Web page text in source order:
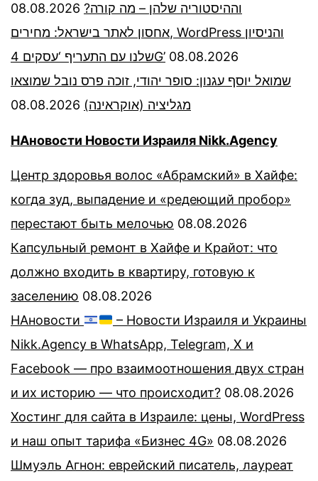
וההיסטוריה שלהן – מה קורה? 08.08.2026
אחסון לאתר בישראל: מחירים, WordPress והניסיון
שלנו עם התעריף ‘עסקים 4G’ 08.08.2026
שמואל יוסף עגנון: סופר יהודי, זוכה פרס נובל שמוצאו
מגליציה (אוקראינה) 08.08.2026
НАновости Новости Израиля Nikk.Agency
Центр здоровья волос «Абрaмский» в Хайфе:
когда зуд, выпадение и «редеющий пробор»
перестают быть мелочью 08.08.2026
Капсульный ремонт в Хайфе и Крайот: что
должно входить в квартиру, готовую к
заселению 08.08.2026
НАновости
– Новости Израиля и Украины
Nikk.Agency в WhatsApp, Telegram, X и
Facebook — про взаимоотношения двух стран
и их историю — что происходит? 08.08.2026
Хостинг для сайта в Израиле: цены, WordPress
и наш опыт тарифа «Бизнес 4G» 08.08.2026
Шмуэль Агнон: еврейский писатель, лауреат